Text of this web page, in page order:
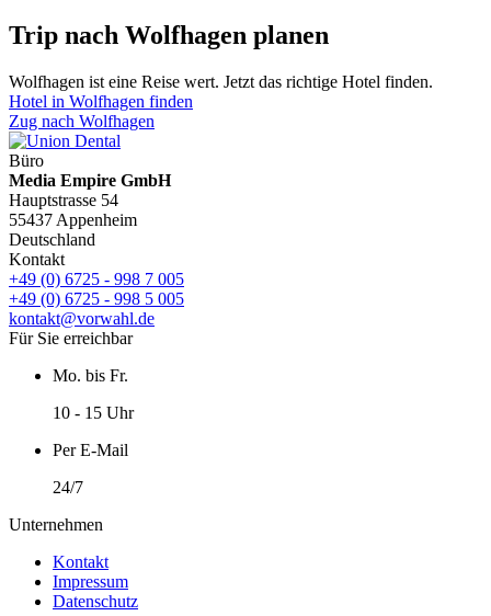
Trip nach Wolfhagen planen
Wolfhagen ist eine Reise wert. Jetzt das richtige Hotel finden.
Hotel in Wolfhagen finden
Zug nach Wolfhagen
Büro
Media Empire GmbH
Hauptstrasse 54
55437 Appenheim
Deutschland
Kontakt
+49 (0) 6725 - 998 7 005
+49 (0) 6725 - 998 5 005
kontakt@vorwahl.de
Für Sie erreichbar
Mo. bis Fr.
10 - 15 Uhr
Per E-Mail
24/7
Unternehmen
Kontakt
Impressum
Datenschutz